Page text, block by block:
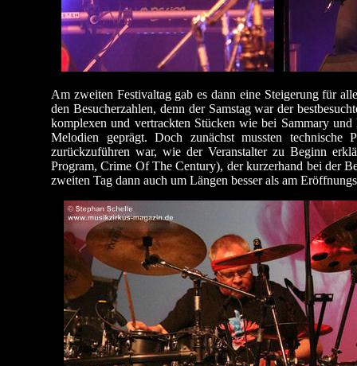
Am zweiten Festivaltag gab es dann eine Steigerung für
den Besucherzahlen, denn der Samstag war der
komplexen und vertrackten Stücken wie bei Sammary
Melodien geprägt. Doch zunächst mussten
zurückzuführen war, wie der Veranstalter zu Beginn
Program, Crime Of The Century), der kurzerhand bei der
zweiten Tag dann auch um Längen besser als am